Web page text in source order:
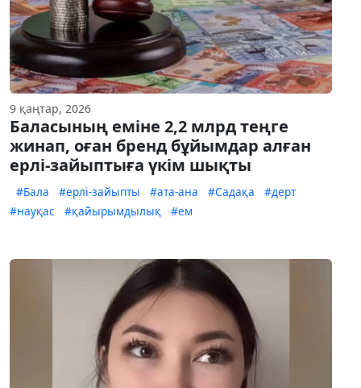
9 қаңтар, 2026
Баласының еміне 2,2 млрд теңге
жинап, оған бренд бұйымдар алған
ерлі-зайыптыға үкім шықты
#Бала #ерлі-зайыпты #ата-ана #Садақа
#дерт
#науқас
#қайырымдылық #ем